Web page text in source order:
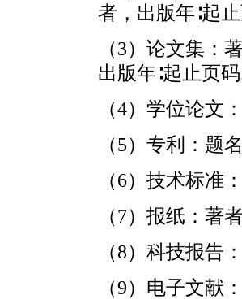
者，出版年∶起
（3）论文集：
出版年∶起止页
（4）学位论文
（5）专利：题
（6）技术标准
（7）报纸：著
（8）科技报告
（9）电子文献